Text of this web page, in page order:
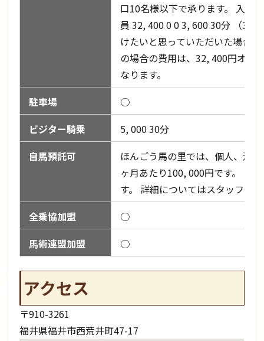
口10名様以下で承ります。 入会
員 32, 400 0 0 3, 600 30分 （3ヶ
けたいと思っていただいた場合
の場合の費用は、32, 400円オフ
なります。
駐車場
○
ビジター騎乗
5, 000 30分
自馬預託可
ほんごう馬の里では、個人、法
ヶ月あたり100, 000円です。 こ
す。 詳細についてはスタッフに
全乗協加盟
○
馬術連盟加盟
○
アクセス
〒910-3261
福井県福井市西荒井町47-17